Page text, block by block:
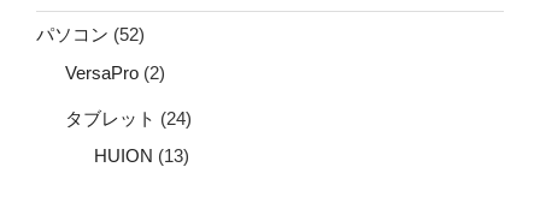
パソコン (52)
VersaPro (2)
タブレット (24)
HUION (13)